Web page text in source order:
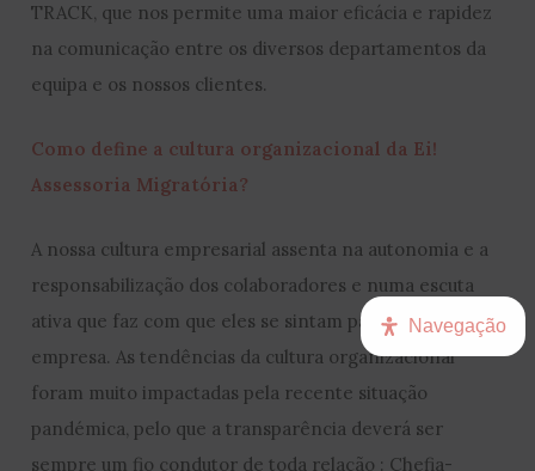
TRACK, que nos permite uma maior eficácia e rapidez
na comunicação entre os diversos departamentos da
equipa e os nossos clientes.
Como define a cultura organizacional da Ei!
Assessoria Migratória?
A nossa cultura empresarial assenta na autonomia e a
responsabilização dos colaboradores e numa escuta
ativa que faz com que eles se sintam parte da
empresa. As tendências da cultura organizacional
foram muito impactadas pela recente situação
pandémica, pelo que a transparência deverá ser
sempre um fio condutor de toda relação : Chefia-
Navegação